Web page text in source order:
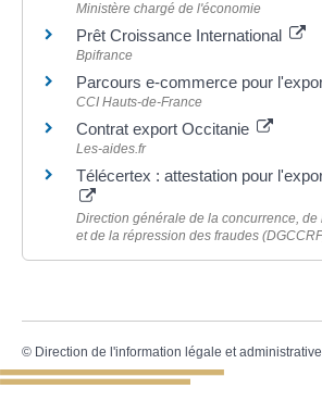
Ministère chargé de l'économie
Prêt Croissance International
Bpifrance
Parcours e-commerce pour
CCI Hauts-de-France
Contrat export Occitanie
Les-aides.fr
Télécertex : attestation pour
Direction générale de la concurrence, de
et de la répression des fraudes
© Direction de l'information légale et administrative